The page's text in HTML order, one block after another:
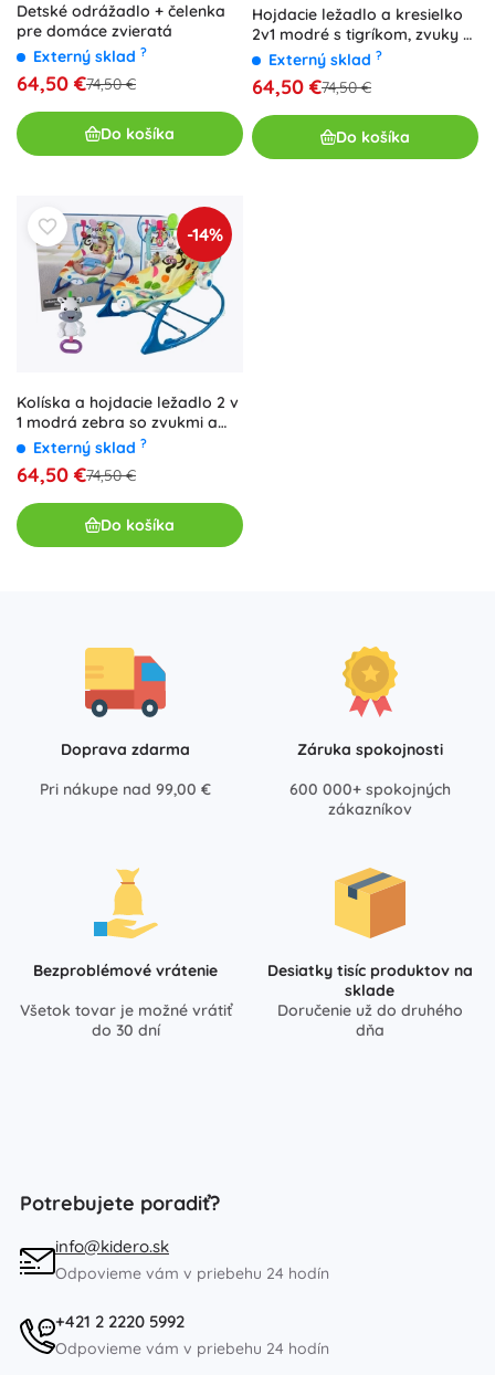
Detské odrážadlo + čelenka
pre domáce zvieratá
Externý sklad ?
64,50 €74,50 €
Do košíka
Hojdacie ležadlo a kresielko
2v1 modré s tigríkom, zvuky a
vibrácie
Externý sklad ?
64,50 €74,50 €
Do košíka
-14%
Kolíska a hojdacie ležadlo 2 v
1 modrá zebra so zvukmi a
vibráciami
Externý sklad ?
64,50 €74,50 €
Do košíka
Doprava zdarma
Pri nákupe nad 99,00 €
Záruka spokojnosti
600 000+ spokojných
zákazníkov
Bezproblémové vrátenie
Všetok tovar je možné vrátiť
do 30 dní
Desiatky tisíc produktov na
sklade
Doručenie už do druhého
dňa
Potrebujete poradiť?
info@kidero.sk
Odpovieme vám v priebehu 24 hodín
+421 2 2220 5992
Odpovieme vám v priebehu 24 hodín